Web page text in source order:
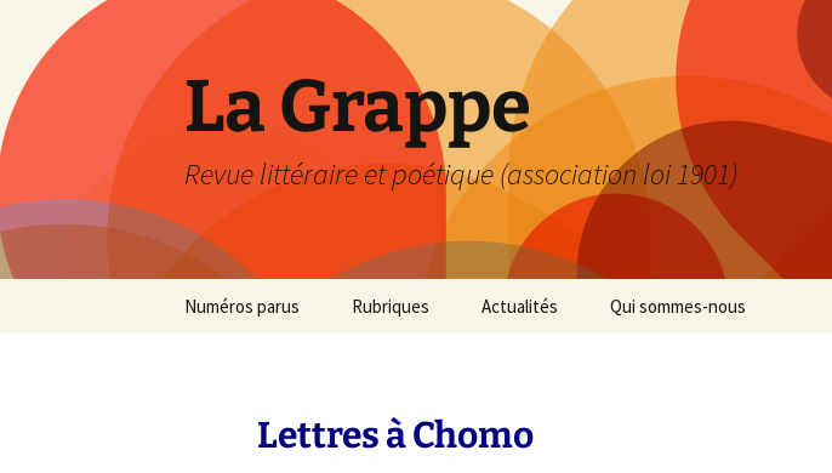
contenu
La Grappe
Revue littéraire et poétique (association loi 1901)
Numéros parus Rubriques
Liminaire
Actualités Qui sommes-nous
Lettres à Chomo